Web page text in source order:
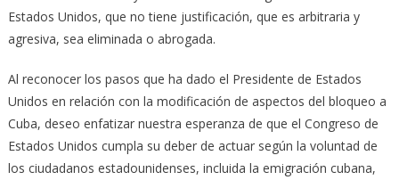
Estados Unidos, que no tiene justificación, que es arbitraria y
agresiva, sea eliminada o abrogada.
Al reconocer los pasos que ha dado el Presidente de Estados
Unidos en relación con la modificación de aspectos del bloqueo a
Cuba, deseo enfatizar nuestra esperanza de que el Congreso de
Estados Unidos cumpla su deber de actuar según la voluntad de
los ciudadanos estadounidenses, incluida la emigración cubana,